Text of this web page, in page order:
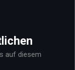
auf diesem